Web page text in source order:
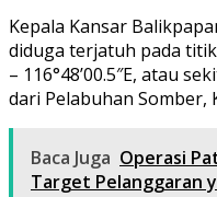
Kepala Kansar
diduga terjatuh pada titik
– 116°48’00.5″E, atau
dari Pelabuhan Somber,
Baca Juga Operasi
Target Pelanggaran